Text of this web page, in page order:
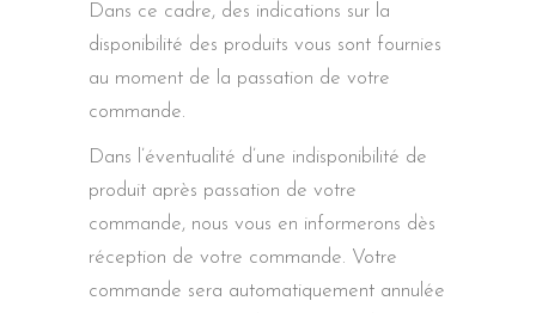
Dans ce cadre, des indications sur la
disponibilité des produits vous sont fournies
au moment de la passation de votre
commande.
Dans l’éventualité d’une indisponibilité de
produit après passation de votre
commande, nous vous en informerons dès
réception de votre commande. Votre
commande sera automatiquement annulée